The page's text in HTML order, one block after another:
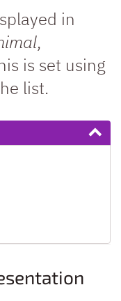
in
,
is set using
list.